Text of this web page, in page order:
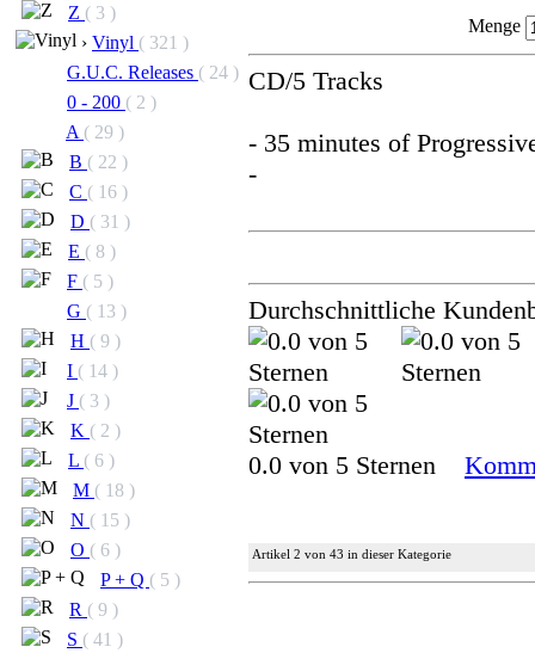
Z ( 3 )
› Vinyl ( 321 )
G.U.C. Releases ( 24 )
0 - 200 ( 2 )
A ( 29 )
B ( 22 )
C ( 16 )
D ( 31 )
E ( 8 )
F ( 5 )
G ( 13 )
H ( 9 )
I ( 14 )
J ( 3 )
K ( 2 )
L ( 6 )
M ( 18 )
N ( 15 )
O ( 6 )
P + Q ( 5 )
R ( 9 )
S ( 41 )
Menge
CD/5 Tracks
- 35 minutes of
-
Durchschnittliche
0.0 von 5 Sternen
Artikel 2 von 43 in dieser Kategorie